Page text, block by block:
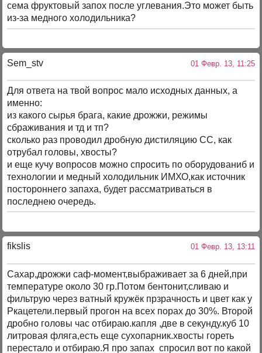
сема фруктовый запох после углевания.Это может быть
из-за медного холодильника?
Sem_stv 01 Февр. 13, 11:25
Для ответа на твой вопрос мало исходных данных, а
именно:
из какого сырья брага, какие дрожжи, режимы
сбраживания и тд и тп?
сколько раз проводил дробную дистиляцию СС, как
отрубал головы, хвосты?
и еще кучу вопросов можно спросить по оборудованиб и
технологии и медный холодильник ИМХО,как источник
постороннего запаха, будет рассматриваться в
последнею очередь.
fikslis 01 Февр. 13, 13:11
Сахар,дрожжи саф-момент,выбраживает за 6 дней,при
температуре около 30 гр.Потом бентонит,сливаю и
фильтрую через ватный кружёк прзрачность и цвет как у
Ркацетели.первый прогон на всех порах до 30%. Второй
дробно головы час отбираю.капля ,две в секунду.куб 10
литровая фляга,есть еще сухопарник.хвосты гореть
перестало и отбираю.Я про запах спросил вот по какой